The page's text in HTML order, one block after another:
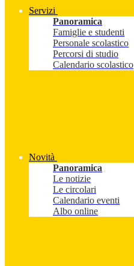
Servizi
Panoramica
Famiglie e studenti
Personale scolastico
Percorsi di studio
Calendario scolastico
Novità
Panoramica
Le notizie
Le circolari
Calendario eventi
Albo online